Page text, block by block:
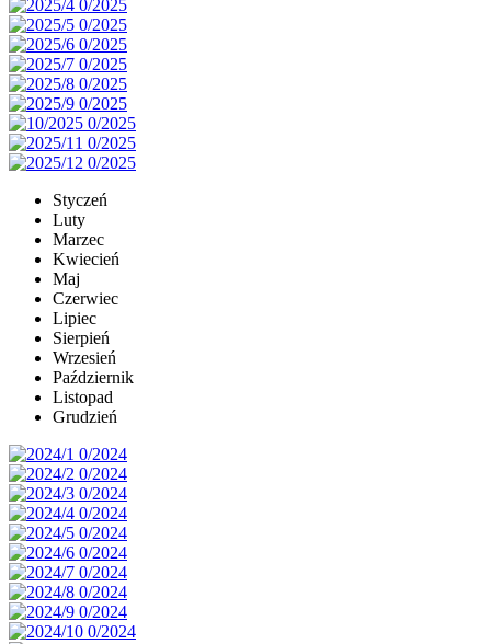
Styczeń
Luty
Marzec
Kwiecień
Maj
Czerwiec
Lipiec
Sierpień
Wrzesień
Październik
Listopad
Grudzień